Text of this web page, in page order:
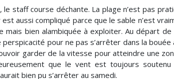
le staff course déchante. La plage n’est pas
aussi compliqué parce que le sable n’est
mais bien alambiquée à exploiter. Au départ de
perspicacité pour ne pas s’arrêter dans la
garder de la vitesse pour atteindre une
que le vent est toujours
bien pu s’arrêter au samedi.